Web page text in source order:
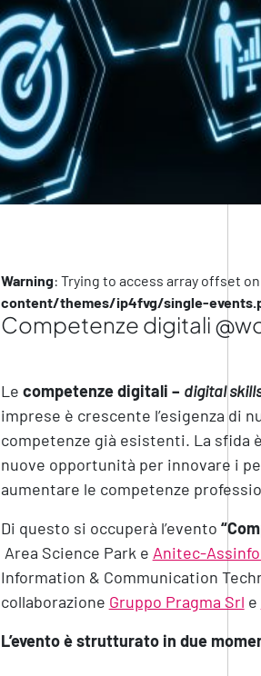
Warning: Trying to access array offset
content/themes/ip4fvg/single-
Competenze digitali
Le competenze digitali – digital
imprese è crescente l’esigenza di
competenze già esistenti. La sfida
nuove opportunità per innovare i
aumentare le competenze
Di questo si occuperà l’evento
Area Science Park e Anitec-
Information & Communication
collaborazione Gruppo Pragma Srl e
L’evento è strutturato in due